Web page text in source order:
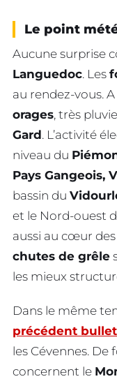
Le point
Aucune surprise
Languedoc. Les
au rendez-vous.
orages, très
Gard. L’activité
niveau du
Pays Gangeois,
bassin du
et le Nord-ouest
aussi au cœur des
chutes de grêle
les mieux
Dans le même
précédent
les Cévennes.
concernent le